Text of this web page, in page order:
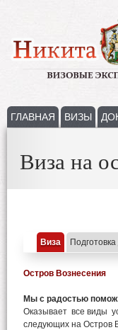
ГЛАВНАЯ ВИЗЫ
Виза на
Виза
Остров Вознесения
Мы с радостью
Оказывает все виды
следующих на Остров